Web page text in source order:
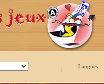
Langues: